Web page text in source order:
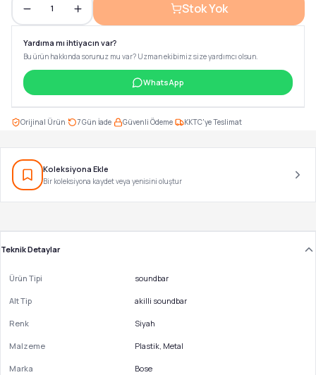
1 Stok Yok
Yardıma mı ihtiyacın var?
Bu ürün hakkında sorunuz mu var? Uzman ekibimiz size yardımcı olsun.
WhatsApp
Orijinal Ürün 7 Gün İade Güvenli Ödeme KKTC'ye Teslimat
Koleksiyona Ekle
Bir koleksiyona kaydet veya yenisini oluştur
Teknik Detaylar
Ürün Tipi soundbar
Alt Tip akilli soundbar
Renk Siyah
Malzeme Plastik, Metal
Marka Bose